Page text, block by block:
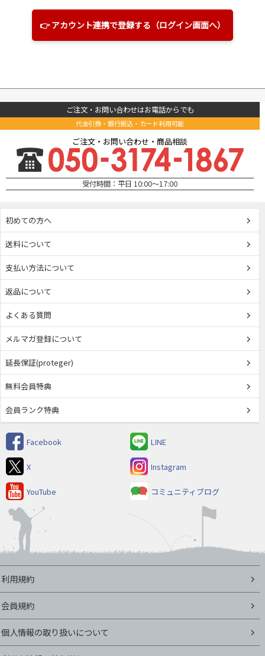
👉 アカウント連携で登録する（ログイン画面へ）
ご注文・お問い合わせはお電話からでも
代金引換・銀行振込・カード利用可能
ご注文・お問い合わせ・商品相談
受付時間：平日 10:00～17:00
初めての方へ
送料について
支払い方法について
返品について
よくある質問
メルマガ登録について
延長保証(proteger)
無料会員特典
会員ランク特典
Facebook LINE
X Instagram
YouTube コミュニティブログ
利用規約
会員規約
個人情報の取り扱いについて